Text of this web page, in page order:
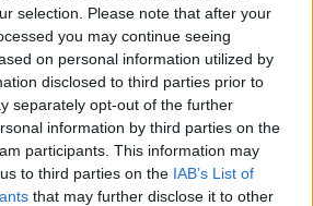
selection. Please note that after your
you may continue seeing
on personal information utilized by
disclosed to third parties prior to
separately opt-out of the further
information by third parties on the
participants. This information may
to third parties on the IAB’s List of
that may further disclose it to other